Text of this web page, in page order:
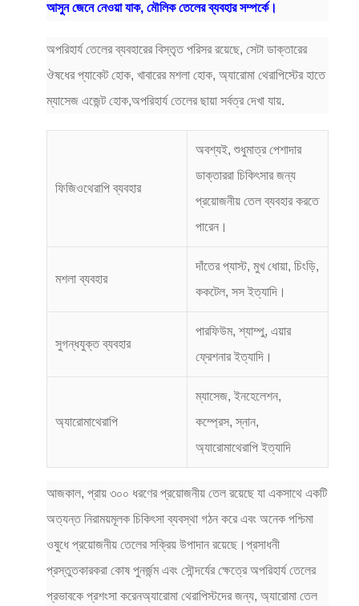
আসুন জেনে নেওয়া যাক, মৌলিক তেলের ব্যবহার সম্পর্কে।
অপরিহার্য তেলের ব্যবহারের বিস্তৃত পরিসর রয়েছে, সেটা ডাক্তারের
ঔষধের প্যাকেট হোক, খাবারের মশলা হোক, অ্যারোমা থেরাপিস্টের হাতে
ম্যাসেজ এজেন্ট হোক,অপরিহার্য তেলের ছায়া সর্বত্র দেখা যায়.
ফিজিওথেরাপি ব্যবহার
অবশ্যই, শুধুমাত্র পেশাদার
ডাক্তাররা চিকিৎসার জন্য
প্রয়োজনীয় তেল ব্যবহার করতে
পারেন।
মশলা ব্যবহার
দাঁতের প্যাস্ট, মুখ ধোয়া, চিংড়ি,
ককটেল, সস ইত্যাদি।
সুগন্ধযুক্ত ব্যবহার
পারফিউম, শ্যাম্পু, এয়ার
ফ্রেশনার ইত্যাদি।
অ্যারোমাথেরাপি
ম্যাসেজ, ইনহেলেশন,
কম্প্রেস, স্নান,
অ্যারোমাথেরাপি ইত্যাদি
আজকাল, প্রায় ৩০০ ধরণের প্রয়োজনীয় তেল রয়েছে যা একসাথে একটি
অত্যন্ত নিরাময়মূলক চিকিৎসা ব্যবস্থা গঠন করে এবং অনেক পশ্চিমা
ওষুধে প্রয়োজনীয় তেলের সক্রিয় উপাদান রয়েছে।প্রসাধনী
প্রস্তুতকারকরা কোষ পুনর্জন্ম এবং সৌন্দর্যের ক্ষেত্রে অপরিহার্য তেলের
প্রভাবকে প্রশংসা করেনঅ্যারোমা থেরাপিস্টদের জন্য, অ্যারোমা তেল